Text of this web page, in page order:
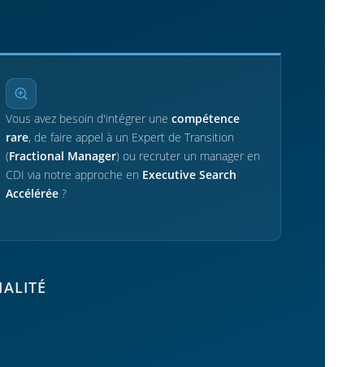
Vous avez besoin d'intégrer une compétence
rare, de faire appel à un Expert de Transition
(Fractional Manager) ou recruter un manager en
CDI via notre approche en Executive Search
Accélérée ?